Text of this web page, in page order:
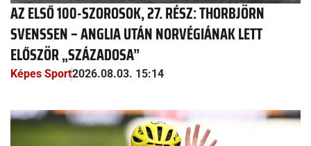
AZ ELSŐ 100-SZOROSOK, 27. RÉSZ: THORBJÖRN
SVENSSEN – ANGLIA UTÁN NORVÉGIÁNAK LETT
ELŐSZÖR „SZÁZADOSA”
Képes Sport2026.08.03. 15:14